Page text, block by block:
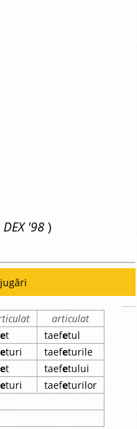
'98 )
articulat
et taefetul
eturi taefeturile
et taefetului
eturi taefeturilor